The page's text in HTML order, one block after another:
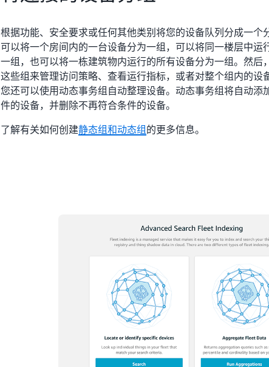
根据功能、安全要求或任何其他类别将您的设备队列分成一个
可以将一个房间内的一台设备分为一组，可以将同一楼层中运
一组，也可以将一栋建筑物内运行的所有设备分为一组。然后
这些组来管理访问策略、查看运行指标，或者对整个组内的设
您还可以使用动态事务组自动整理设备。动态事务组将自动添
件的设备，并删除不再符合条件的设备。
了解有关如何创建静态组和动态组的更多信息。